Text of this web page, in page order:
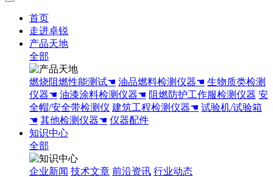
首页
走进卓锐
产品天地
全部
燃烧阻燃性能测试☚ 油品燃料检测仪器☚ 生物质类检测
仪器☚ 油漆涂料检测仪器☚ 阻燃防护工作服检测仪器 安
全帽/安全带检测仪 建筑工程检测仪器☚ 试验机/试验箱
☚ 其他检测仪器☚ 仪器配件
知识中心
全部
企业新闻 技术文章 前沿资讯 行业动态